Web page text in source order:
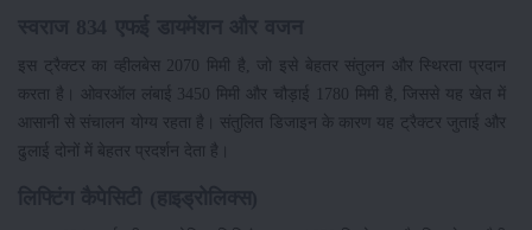
इस ट्रैक्टर का व्हीलबेस 2070 मिमी है, जो इसे बेहतर संतुलन और स्थिरता प्रदान
करता है। ओवरऑल लंबाई 3450 मिमी और चौड़ाई 1780 मिमी है, जिससे यह खेत में
आसानी से संचालन योग्य रहता है। संतुलित डिजाइन के कारण यह ट्रैक्टर जुताई और
ढुलाई दोनों में बेहतर प्रदर्शन देता है।